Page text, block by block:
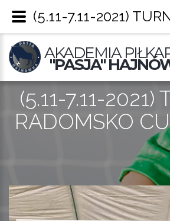
AKADEMIA
"PASJA"
(5.11-7.11-2021)
RADOMSKO